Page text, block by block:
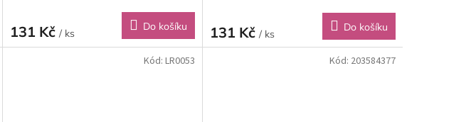
131 Kč / ks
Do košíku 131 Kč / ks
Do košíku
Kód: LR0053 Kód: 203584377